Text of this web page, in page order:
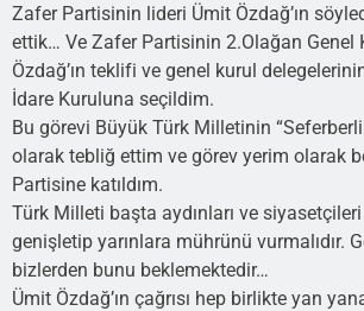
Zafer Partisinin lideri Ümit Özdağ’ın
ettik… Ve Zafer Partisinin 2.Olağan Genel
Özdağ’ın teklifi ve genel kurul
İdare Kuruluna seçildim.
Bu görevi Büyük Türk Milletinin
olarak tebliğ ettim ve görev yerim olarak
Partisine katıldım.
Türk Milleti başta aydınları ve
genişletip yarınlara mührünü vurmalıdır.
bizlerden bunu beklemektedir…
Ümit Özdağ’ın çağrısı hep birlikte yan